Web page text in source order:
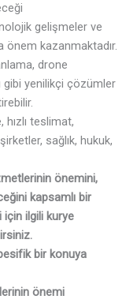
gelişmeler ve
kazanmaktadır.
drone
gibi yenilikçi çözümler
teslimat,
sağlık, hukuk,
önemini,
kapsamlı bir
için ilgili kurye
bir konuya
önemi